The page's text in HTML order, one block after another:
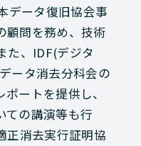
データ復旧協会事
顧問を務め、技術
た、IDF(デジタ
ータ消去分科会の
ートを提供し、
ての講演等も行
正消去実行証明協